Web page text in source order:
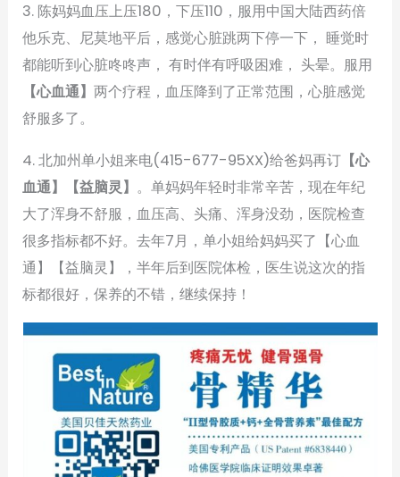
3. 陈妈妈血压上压180，下压110，服用中国大陆西药倍
他乐克、尼莫地平后，感觉心脏跳两下停一下， 睡觉时
都能听到心脏咚咚声， 有时伴有呼吸困难， 头晕。服用
【心血通】两个疗程，血压降到了正常范围，心脏感觉
舒服多了。
4. 北加州单小姐来电(415-677-95XX)给爸妈再订 【心
血通】【益脑灵】 。单妈妈年轻时非常辛苦，现在年纪
大了浑身不舒服，血压高、头痛、浑身没劲，医院检查
很多指标都不好。去年7月，单小姐给妈妈买了【心血
通】【益脑灵】，半年后到医院体检，医生说这次的指
标都很好，保养的不错，继续保持！